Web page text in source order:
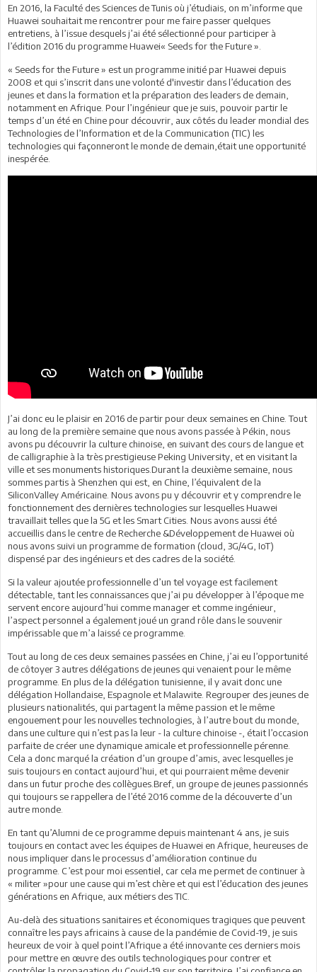
En 2016, la Faculté des Sciences de Tunis où j’étudiais, on m’informe que
Huawei souhaitait me rencontrer pour me faire passer quelques
entretiens, à l’issue desquels j’ai été sélectionné pour participer à
l’édition 2016 du programme Huawei« Seeds for the Future ».
« Seeds for the Future » est un programme initié par Huawei depuis
2008 et qui s’inscrit dans une volonté d'investir dans l’éducation des
jeunes et dans la formation et la préparation des leaders de demain,
notamment en Afrique. Pour l’ingénieur que je suis, pouvoir partir le
temps d’un été en Chine pour découvrir, aux côtés du leader mondial des
Technologies de l’Information et de la Communication (TIC) les
technologies qui façonneront le monde de demain,était une opportunité
inespérée.
J’ai donc eu le plaisir en 2016 de partir pour deux semaines en Chine. Tout
au long de la première semaine que nous avons passée à Pékin, nous
avons pu découvrir la culture chinoise, en suivant des cours de langue et
de calligraphie à la très prestigieuse Peking University, et en visitant la
ville et ses monuments historiques.Durant la deuxième semaine, nous
sommes partis à Shenzhen qui est, en Chine, l’équivalent de la
SiliconValley Américaine. Nous avons pu y découvrir et y comprendre le
fonctionnement des dernières technologies sur lesquelles Huawei
travaillait telles que la 5G et les Smart Cities. Nous avons aussi été
accueillis dans le centre de Recherche &Développement de Huawei où
nous avons suivi un programme de formation (cloud, 3G/4G, IoT)
dispensé par des ingénieurs et des cadres de la société.
Si la valeur ajoutée professionnelle d’un tel voyage est facilement
détectable, tant les connaissances que j’ai pu développer à l’époque me
servent encore aujourd’hui comme manager et comme ingénieur,
l’aspect personnel a également joué un grand rôle dans le souvenir
impérissable que m’a laissé ce programme.
Tout au long de ces deux semaines passées en Chine, j’ai eu l’opportunité
de côtoyer 3 autres délégations de jeunes qui venaient pour le même
programme. En plus de la délégation tunisienne, il y avait donc une
délégation Hollandaise, Espagnole et Malawite. Regrouper des jeunes de
plusieurs nationalités, qui partagent la même passion et le même
engouement pour les nouvelles technologies, à l’autre bout du monde,
dans une culture qui n’est pas la leur - la culture chinoise -, était l’occasion
parfaite de créer une dynamique amicale et professionnelle pérenne.
Cela a donc marqué la création d’un groupe d’amis, avec lesquelles je
suis toujours en contact aujourd’hui, et qui pourraient même devenir
dans un futur proche des collègues.Bref, un groupe de jeunes passionnés
qui toujours se rappellera de l’été 2016 comme de la découverte d’un
autre monde.
En tant qu’Alumni de ce programme depuis maintenant 4 ans, je suis
toujours en contact avec les équipes de Huawei en Afrique, heureuses de
nous impliquer dans le processus d’amélioration continue du
programme. C’est pour moi essentiel, car cela me permet de continuer à
« militer »pour une cause qui m’est chère et qui est l’éducation des jeunes
générations en Afrique, aux métiers des TIC.
Au-delà des situations sanitaires et économiques tragiques que peuvent
connaître les pays africains à cause de la pandémie de Covid-19, je suis
heureux de voir à quel point l’Afrique a été innovante ces derniers mois
pour mettre en œuvre des outils technologiques pour contrer et